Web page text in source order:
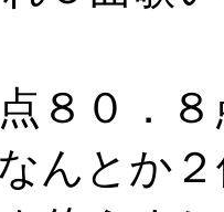
８０．
んとか